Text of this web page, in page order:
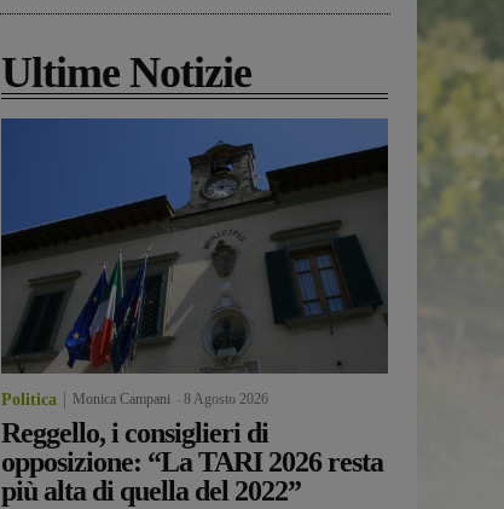
Ultime Notizie
Politica Monica Campani 8 Agosto 2026
Reggello, i consiglieri di
opposizione: “La TARI 2026 resta
più alta di quella del 2022”